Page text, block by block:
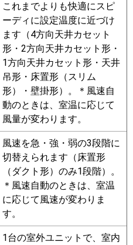
これまでよりも快適にスピ
ーディに設定温度に近づけ
ます（4方向天井カセット
形・2方向天井カセット形・
1方向天井カセット形・天井
吊形・床置形（スリム
形）・壁掛形）。＊風速自
動のときは、室温に応じて
風量が変わります。
風速を急・強・弱の3段階に
切替えられます（床置形
（ダクト形）のみ1段階）。
＊風速自動のときは、室温
に応じて風速が変わりま
す。
1台の室外ユニットで、室内